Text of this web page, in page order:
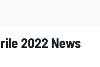
2022 News